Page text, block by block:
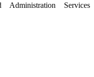
Services